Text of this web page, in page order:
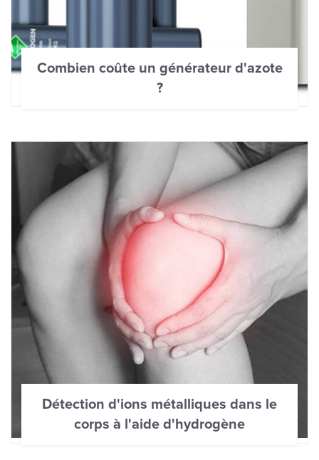
Combien coûte un générateur d'azote
?
Détection d'ions métalliques dans le
corps à l'aide d'hydrogène